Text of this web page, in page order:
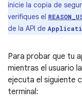
inicie la copia de
verifiques el
de la API de
Para probar que tu
mientras el usuario
ejecuta el siguiente
terminal: